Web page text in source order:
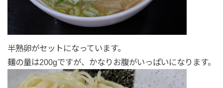
半熟卵がセットになっています。
麺の量は200gですが、かなりお腹がいっぱいになります。